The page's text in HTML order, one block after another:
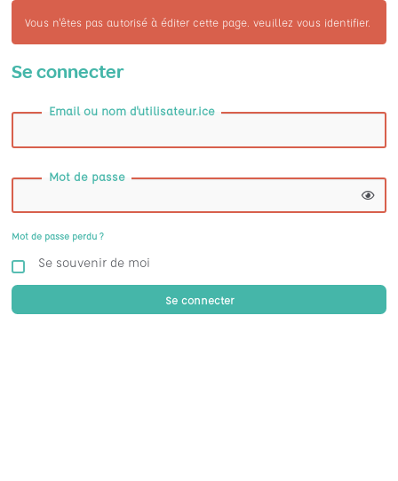
Vous n'êtes pas autorisé à éditer cette page. veuillez vous identifier.
Se connecter
Email ou nom d'utilisateur.ice
Mot de passe
Mot de passe perdu ?
Se souvenir de moi
Se connecter